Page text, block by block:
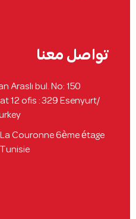
تواصل معنا
Araslı bul. No: 150
12 ofis : 329 Esenyurt/
Couronne 6ème étage